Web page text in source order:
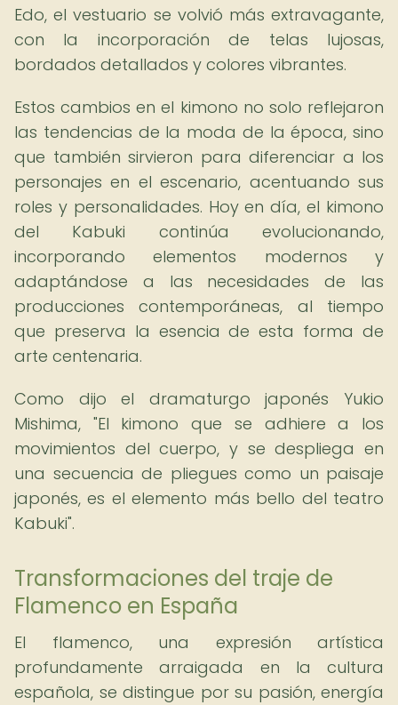
Edo, el vestuario se volvió más extravagante,
con la incorporación de telas lujosas,
bordados detallados y colores vibrantes.
Estos cambios en el kimono no solo reflejaron
las tendencias de la moda de la época, sino
que también sirvieron para diferenciar a los
personajes en el escenario, acentuando sus
roles y personalidades. Hoy en día, el kimono
del Kabuki continúa evolucionando,
incorporando elementos modernos y
adaptándose a las necesidades de las
producciones contemporáneas, al tiempo
que preserva la esencia de esta forma de
arte centenaria.
Como dijo el dramaturgo japonés Yukio
Mishima, "El kimono que se adhiere a los
movimientos del cuerpo, y se despliega en
una secuencia de pliegues como un paisaje
japonés, es el elemento más bello del teatro
Kabuki".
Transformaciones del traje de
Flamenco en España
El flamenco, una expresión artística
profundamente arraigada en la cultura
española, se distingue por su pasión, energía